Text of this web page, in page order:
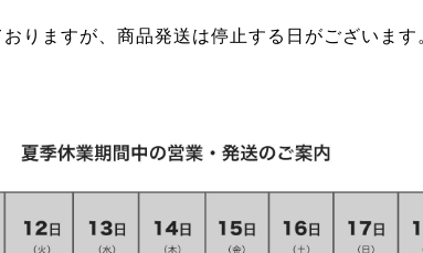
りますが、商品発送は停止する日がございます